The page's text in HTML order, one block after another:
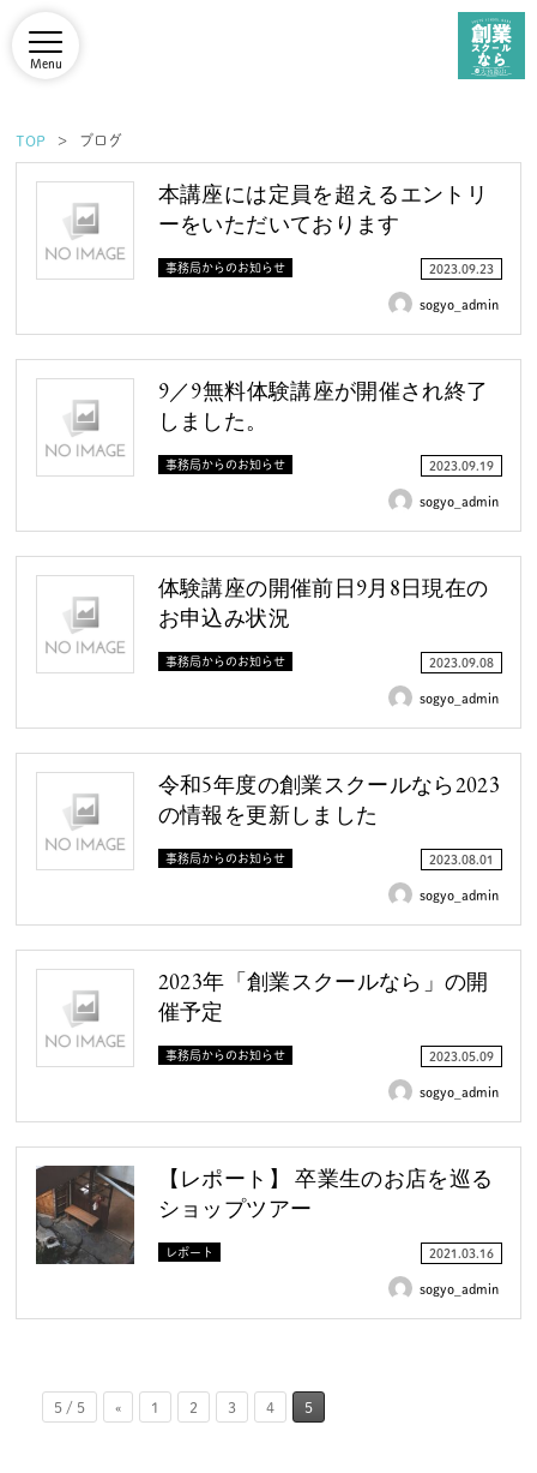
Menu
TOP ブログ
本講座には定員を超えるエントリ
ーをいただいております
事務局からのお知らせ 2023.09.23
sogyo_admin
9／9無料体験講座が開催され終了
しました。
事務局からのお知らせ 2023.09.19
sogyo_admin
体験講座の開催前日9月8日現在の
お申込み状況
事務局からのお知らせ 2023.09.08
sogyo_admin
令和5年度の創業スクールなら2023
の情報を更新しました
事務局からのお知らせ 2023.08.01
sogyo_admin
2023年「創業スクールなら」の開
催予定
事務局からのお知らせ 2023.05.09
sogyo_admin
【レポート】 卒業生のお店を巡る
ショップツアー
レポート 2021.03.16
sogyo_admin
5 / 5 « 1 2 3 4 5